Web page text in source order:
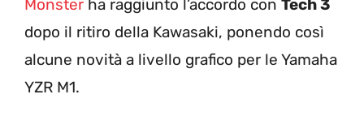
Monster ha raggiunto l’accordo con Tech 3
dopo il ritiro della Kawasaki, ponendo così
alcune novità a livello grafico per le Yamaha
YZR M1.